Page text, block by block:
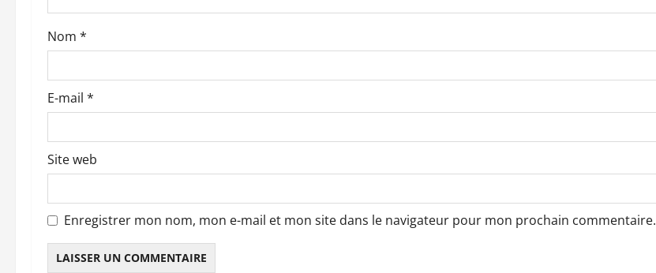
a
r
t
i
c
l
e
Nom *
E-mail *
Site web
Enregistrer mon nom, mon e-mail et mon site dans le navigateur pour mon prochain commentaire.